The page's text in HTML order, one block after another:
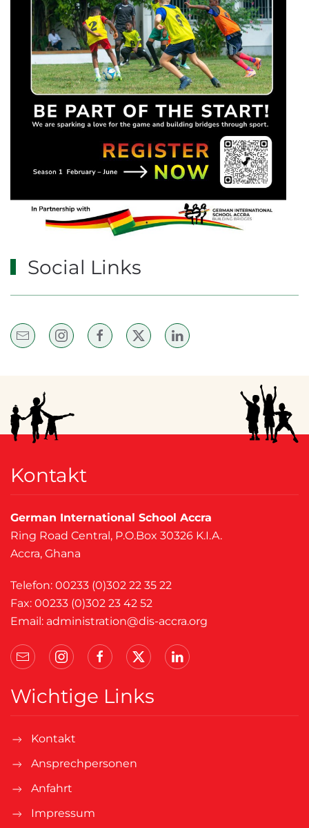
Social Links
Kontakt
German International School Accra
Ring Road Central, P.O.Box 30326 K.I.A.
Accra, Ghana
Telefon: 00233 (0)302 22 35 22
Fax: 00233 (0)302 23 42 52
Email: administration@dis-accra.org
Wichtige Links
Kontakt
Ansprechpersonen
Anfahrt
Impressum